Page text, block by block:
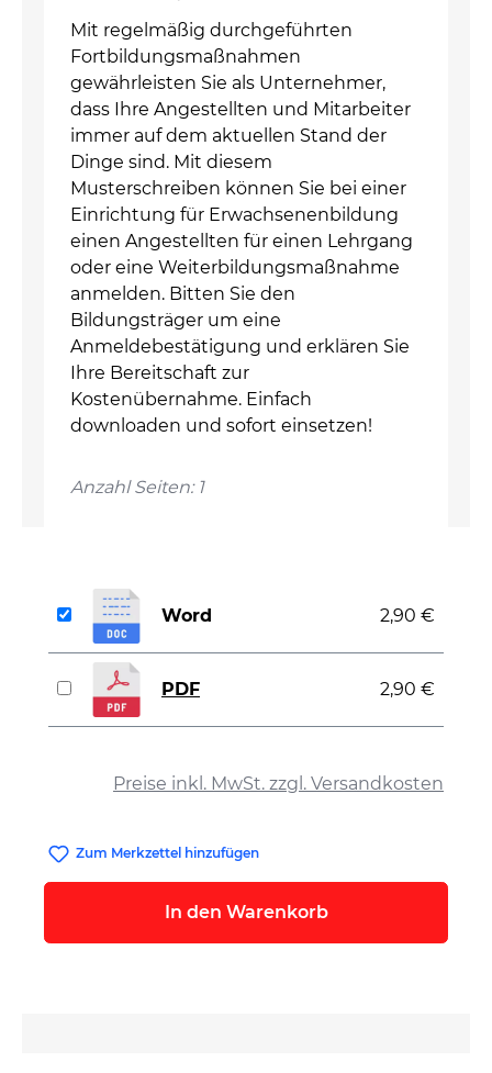
Mit regelmäßig durchgeführten
Fortbildungsmaßnahmen
gewährleisten Sie als Unternehmer,
dass Ihre Angestellten und Mitarbeiter
immer auf dem aktuellen Stand der
Dinge sind. Mit diesem
Musterschreiben können Sie bei einer
Einrichtung für Erwachsenenbildung
einen Angestellten für einen Lehrgang
oder eine Weiterbildungsmaßnahme
anmelden. Bitten Sie den
Bildungsträger um eine
Anmeldebestätigung und erklären Sie
Ihre Bereitschaft zur
Kostenübernahme. Einfach
downloaden und sofort einsetzen!
Anzahl Seiten: 1
Preise inkl. MwSt. zzgl. Versandkosten
Word 2,90 €
PDF 2,90 €
Zum Merkzettel hinzufügen
In den Warenkorb